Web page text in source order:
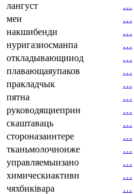
лангуст
…
меи
…
накшибенди
…
нуригазиосманпа
…
откладывающииод
…
плавающаяупаков
…
пракладчык
…
пятна
…
руководящиеприн
…
скаштаваць
…
стороназаинтере
…
тканьмолочноиже
…
управляемыизано
…
химическиактивн
…
чяхбиківара
…